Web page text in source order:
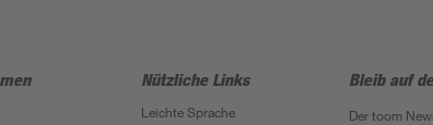
Nützliche Links
Leichte Sprache
Bleib auf
Der toom